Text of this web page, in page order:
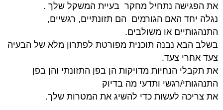
את הפגישה נתחיל מחקר בעיית המשקל שלך .
נגלה יחד האם הגורמים הם תזונתיים, רגשיים,
התנהגותיים או משולבים.
בשלב הבא נבנה תוכנית מפורטת לפתרון מלא של הבעיה
צעד אחרי צעד.
את תקבלי הנחיות מדויקות הן בפן התזונתי והן בפן
התנהגותי/רגשי ותדעי מה בדיוק
את צריכה לעשות כדי להשיג את המטרות שלך.